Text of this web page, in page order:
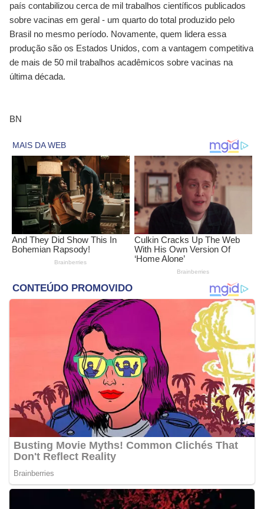
país contabilizou cerca de mil trabalhos científicos publicados
sobre vacinas em geral - um quarto do total produzido pelo
Brasil no mesmo período. Novamente, quem lidera essa
produção são os Estados Unidos, com a vantagem competitiva
de mais de 50 mil trabalhos acadêmicos sobre vacinas na
última década.
BN